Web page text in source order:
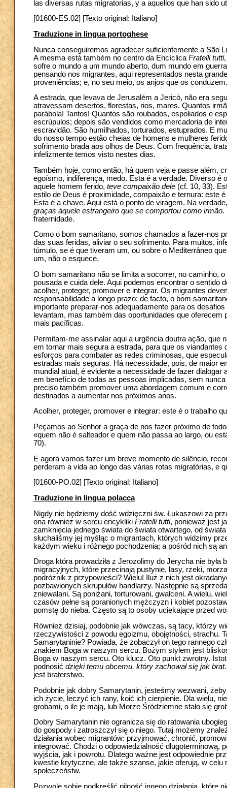
las diversas rutas migratorias, y a aquellos que han sido
[01600-ES.02] [Texto original: Italiano]
Traduzione in lingua portoghese
Nunca conseguiremos agradecer suficientemente a São
A mesma está também no centro da Encíclica Fratelli tutti
sofre o mundo a um mundo aberto, dum mundo em
pensando nos migrantes, aqui representados nesta
proveniências; e, no seu meio, os anjos que os conduzem.
A estrada, que levava de Jerusalém a Jericó, não era
atravessam desertos, florestas, rios, mares. Quantos
parábola! Tantos! Quantos são roubados, espoliados e
escrúpulos; depois são vendidos como mercadoria de
escravidão. São humilhados, torturados, estuprados. E
do nosso tempo estão cheias de homens e mulheres
sofrimento brada aos olhos de Deus. Com frequência,
infelizmente temos visto nestes dias.
Também hoje, como então, há quem veja e passe além,
egoísmo, indiferença, medo. Esta é a verdade. Diverso
aquele homem ferido, teve compaixão dele (cf. 10, 33).
estilo de Deus é proximidade, compaixão e ternura: este
Esta é a chave. Aqui está o ponto de viragem. Na
graças àquele estrangeiro que se comportou como irmão.
fraternidade.
Como o bom samaritano, somos chamados a fazer-nos
das suas feridas, aliviar o seu sofrimento. Para muitos,
túmulo, se é que tiveram um, ou sobre o Mediterrâneo
um, não o esquece.
O bom samaritano não se limita a socorrer, no caminho,
pousada e cuida dele. Aqui podemos encontrar o
acolher, proteger, promover e integrar. Os migrantes
responsabilidade a longo prazo; de facto, o bom
importante preparar-nos adequadamente para os
levantam, mas também das oportunidades que
mais pacíficas.
Permitam-me assinalar aqui a urgência doutra ação, que
em tornar mais segura a estrada, para que os
esforços para combater as redes criminosas, que
estradas mais seguras. Há necessidade, pois, de maior
mundial atual, é evidente a necessidade de fazer
em benefício de todas as pessoas implicadas, sem
preciso também promover uma abordagem comum e
destinados a aumentar nos próximos anos.
Acolher, proteger, promover e integrar: este é o trabalho
Peçamos ao Senhor a graça de nos fazer próximo de
«quem não é salteador e quem não passa ao largo, ou
70).
E agora vamos fazer um breve momento de silêncio,
perderam a vida ao longo das várias rotas migratórias, e
[01600-PO.02] [Texto original: Italiano]
Traduzione in lingua polacca
Nigdy nie będziemy dość wdzięczni św. Łukaszowi za
ona również w sercu encykliki Fratelli tutti, ponieważ jest
zamknięcia jednego świata do świata otwartego, od
słuchaliśmy jej myśląc o migrantach, których widzimy
każdym wieku i różnego pochodzenia; a pośród nich są
Droga która prowadziła z Jerozolimy do Jerycha nie
migracyjnych, które przecinają pustynie, lasy, rzeki,
podróżnik z przypowieści? Wielu! Iluż z nich jest
pozbawionych skrupułów handlarzy. Następnie są
zniewalani. Są poniżani, torturowani, gwałceni. A wielu,
czasów pełne są poranionych mężczyzn i kobiet
pomstę do nieba. Często są to osoby uciekające przed
Również dzisiaj, podobnie jak wówczas, są tacy, którzy
rzeczywistości z powodu egoizmu, obojętności, strachu.
Samarytaninie? Powiada, że zobaczył on tego rannego
znakiem Boga w naszym sercu. Bożym stylem jest
Boga w naszym sercu. Oto klucz. Oto punkt zwrotny.
podnosić dzięki temu obcemu, który zachował się jak brat
jest braterstwo.
Podobnie jak dobry Samarytanin, jesteśmy wezwani,
ich życie, leczyć ich rany, koić ich cierpienie. Dla wielu,
grobami, o ile je mają, lub Morze Śródziemne stało się
Dobry Samarytanin nie ogranicza się do ratowania
do gospody i zatroszczył się o niego. Tutaj możemy
działania wobec migrantów: przyjmować, chronić,
integrować. Chodzi o odpowiedzialność
wyjścia, jak i powrotu. Dlatego ważne jest odpowiednie
kwestie krytyczne, ale także szanse, jakie oferują, w
społeczeństw.